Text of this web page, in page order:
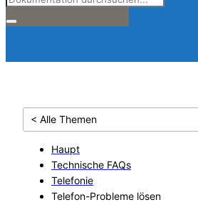
< Alle Themen
Haupt
Technische FAQs
Telefonie
Telefon-Probleme lösen